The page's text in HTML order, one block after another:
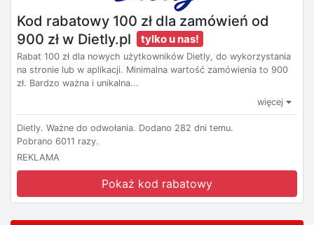
Kod rabatowy 100 zł dla zamówień od
900 zł w Dietly.pl
tylko u nas!
Rabat 100 zł dla nowych użytkowników Dietly, do wykorzystania
na stronie lub w aplikacji. Minimalna wartość zamówienia to 900
zł. Bardzo ważna i unikalna...
więcej
Dietly. Ważne do odwołania. Dodano 282 dni temu.
Pobrano 6011 razy.
REKLAMA
Pokaż kod rabatowy